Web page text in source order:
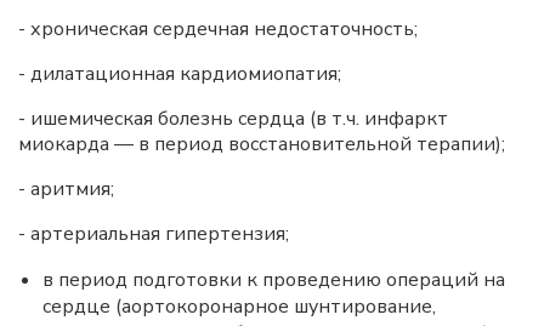
- хроническая сердечная недостаточность;
- дилатационная кардиомиопатия;
- ишемическая болезнь сердца (в т.ч. инфаркт
миокарда — в период восстановительной терапии);
- аритмия;
- артериальная гипертензия;
в период подготовки к проведению операций на
сердце (аортокоронарное шунтирование,